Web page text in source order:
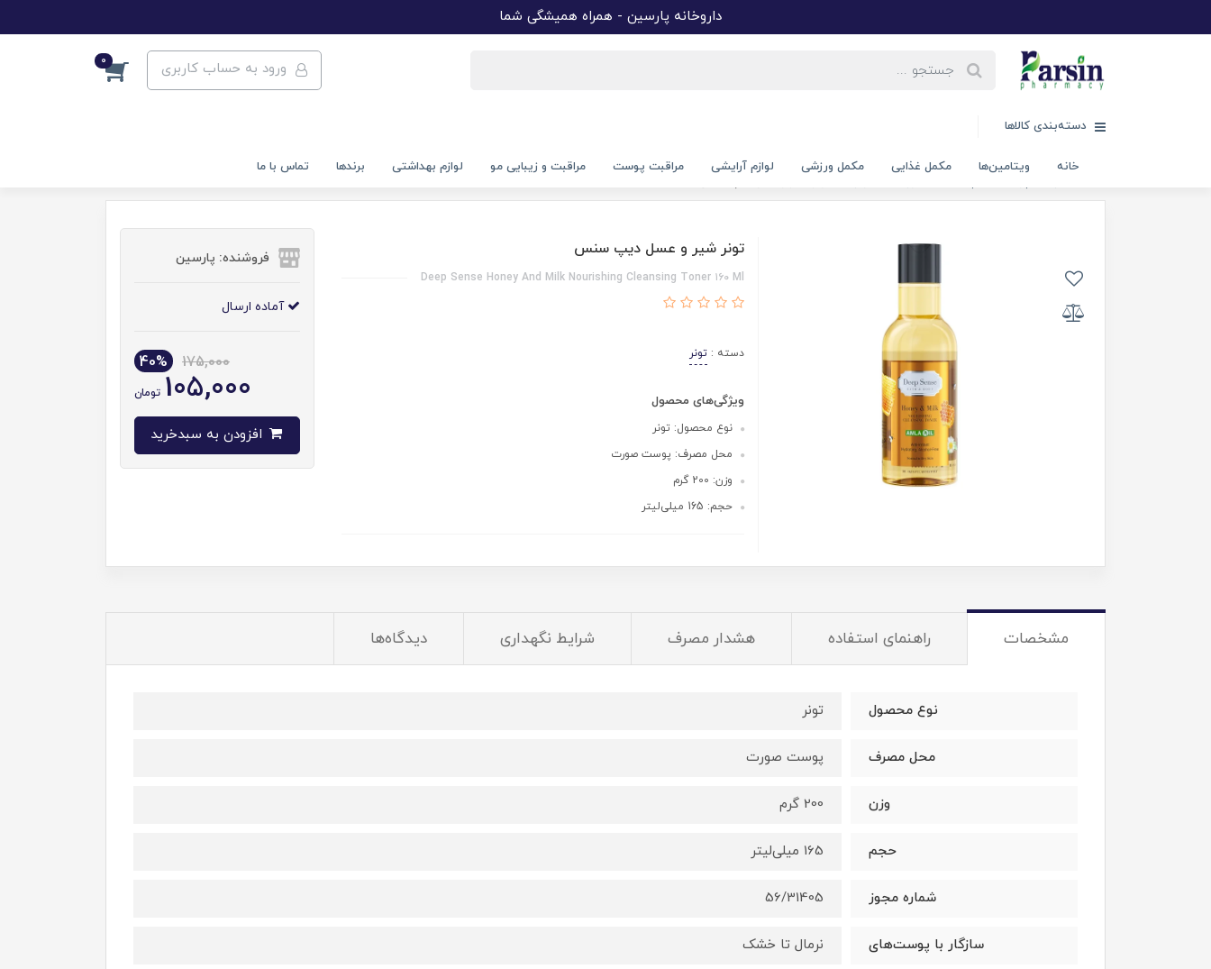
داروخانه پارسین - همراه همیشگی شما
ورود به حساب کاربری 0
دسته‌بندی کالاها
خانه ویتامین‌ها مکمل غذایی مکمل ورزشی لوازم آرایشی مراقبت پوست مراقبت و زیبایی مو لوازم بهداشتی برندها تماس با ما
تونر شیر و عسل دیپ سنس
Deep Sense Honey And Milk Nourishing Cleansing Toner ۱۶۰ Ml
دسته :تونر
ویژگی‌های محصول
نوع محصول: تونر
محل مصرف: پوست صورت
وزن: 200 گرم
حجم: 165 میلی‌لیتر
فروشنده: پارسین
آماده ارسال
175,000
40%
105,000 تومان
مشخصات راهنمای استفاده هشدار مصرف شرایط نگهداری دیدگاه‌ها
نوع محصول تونر
محل مصرف پوست صورت
وزن 200 گرم
حجم 165 میلی‌لیتر
شماره مجوز 56/31405
سازگار با پوست‌های نرمال تا خشک